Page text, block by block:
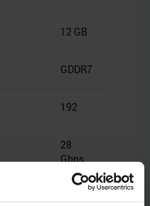
12 GB
GDDR7
192
28
Gbps